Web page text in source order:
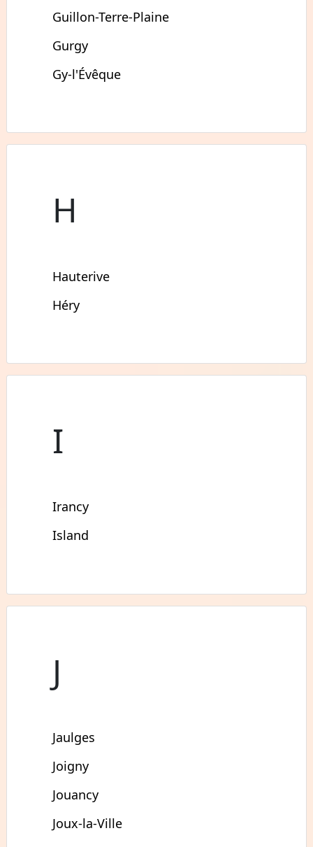
Guillon-Terre-Plaine
Gurgy
Gy-l'Évêque
H
Hauterive
Héry
I
Irancy
Island
J
Jaulges
Joigny
Jouancy
Joux-la-Ville